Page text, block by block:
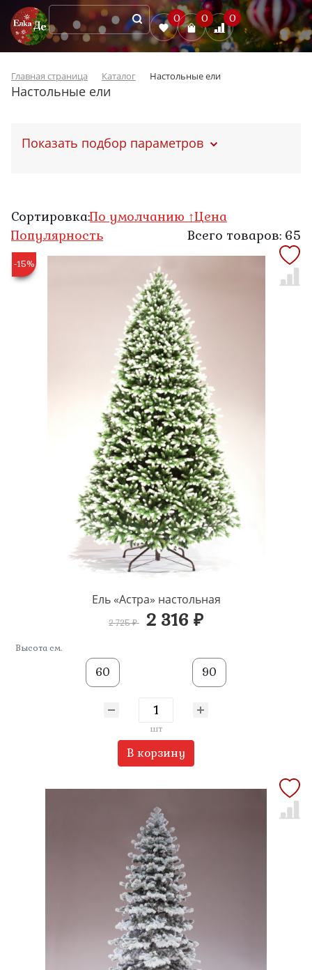
0 0 0
Главная страница Каталог Настольные ели
Настольные ели
Показать подбор параметров
Сортировка:По умолчанию ↑Цена
Популярность
Всего товаров: 65
-15%
Ель «Астра» настольная
2 725 ₽ 2 316 ₽
Высота см.
60 90
шт
В корзину